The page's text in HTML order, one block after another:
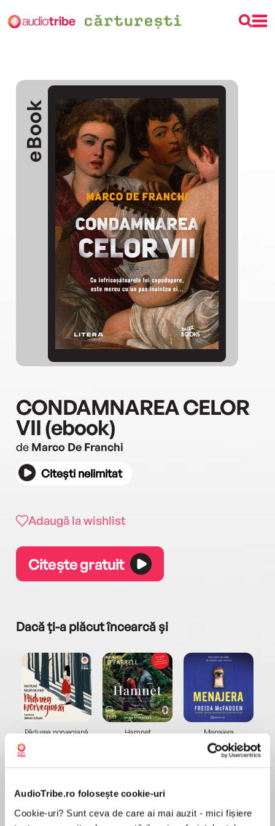
AudioTribe.ro folosește cookie-uri
Cookie-uri? Sunt ceva de care ai mai auzit - mici fișiere
eBook
CONDAMNAREA CELOR
VII (ebook)
de Marco De Franchi
Citești nelimitat
Adaugă la wishlist
Citește gratuit
Dacă ți-a plăcut încearcă și
Pădurea norvegiană Hamnet Menajera
Freida McFadden